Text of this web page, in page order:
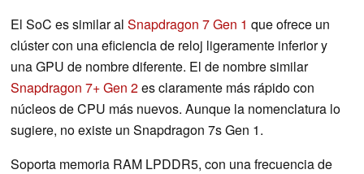
El SoC es similar al Snapdragon 7 Gen 1 que ofrece un
clúster con una eficiencia de reloj ligeramente inferior y
una GPU de nombre diferente. El de nombre similar
Snapdragon 7+ Gen 2es claramente más rápido con
núcleos de CPU más nuevos. Aunque la nomenclatura lo
sugiere, no existe un Snapdragon 7s Gen 1.
Soporta memoria RAM LPDDR5, con una frecuencia de